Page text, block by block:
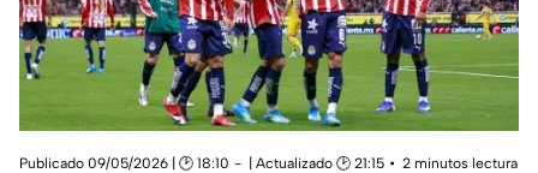
Publicado 09/05/2026 | 🕑 18:10 | Actualizado 🕑 21:15
2 minutos lectura